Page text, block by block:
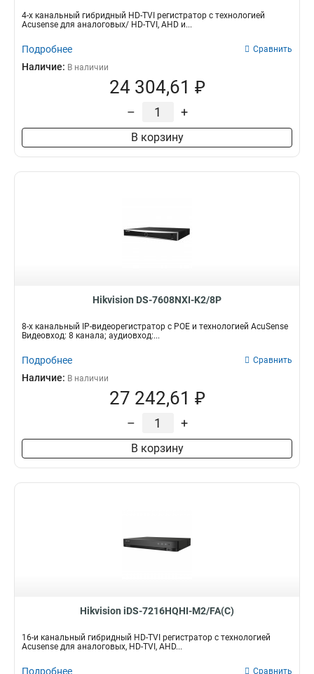
4-х канальный гибридный HD-TVI регистратор с технологией
Acusense для аналоговых/ HD-TVI, AHD и...
Подробнее Сравнить
Наличие: В наличии
24 304,61 ₽
– +
В корзину
Hikvision DS-7608NXI-K2/8P
8-х канальный IP-видеорегистратор с POE и технологией AcuSense
Видеовход: 8 канала; аудиовход:...
Подробнее Сравнить
Наличие: В наличии
27 242,61 ₽
– +
В корзину
Hikvision iDS-7216HQHI-M2/FA(C)
16-и канальный гибридный HD-TVI регистратор с технологией
Acusense для аналоговых, HD-TVI, AHD...
Подробнее Сравнить